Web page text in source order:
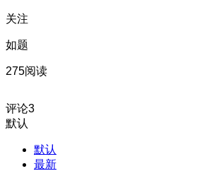
关注
如题
275阅读
评论3
默认
默认
最新